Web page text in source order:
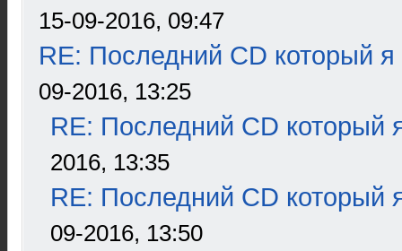
15-09-2016, 09:47
RE: Последний CD который я
09-2016, 13:25
RE: Последний CD который
2016, 13:35
RE: Последний CD который
09-2016, 13:50